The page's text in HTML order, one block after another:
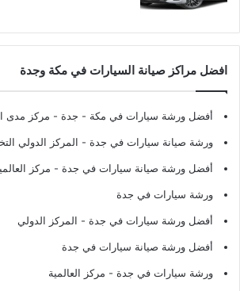
افضل مراكز صيانة السيارات في مكة وجدة
أفضل ورشة سيارات في مكة - جدة - مركز مدى
ورشة صيانة سيارات في جدة - المركز الدولي
أفضل ورشة صيانة سيارات في جدة - مركز
ورشة سيارات في جدة
أفضل ورشة سيارات في جدة - المركز الدولي
أفضل ورشة صيانة سيارات في جدة
ورشة سيارات في جدة - مركز العالمية